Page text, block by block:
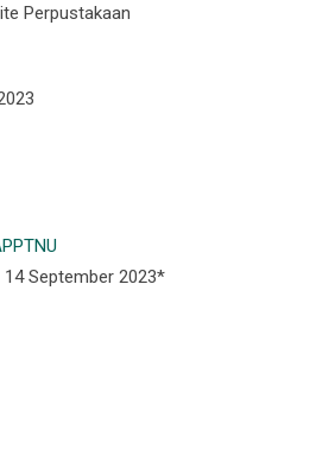
Perpustakaan
September 2023*